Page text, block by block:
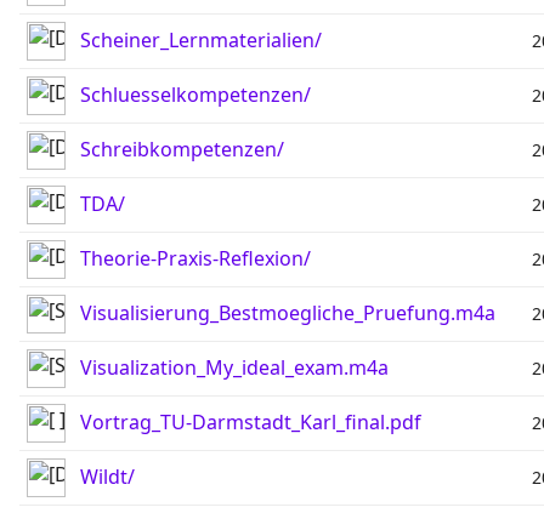
Scheiner_Lernmaterialien/
Schluesselkompetenzen/
Schreibkompetenzen/
TDA/
Theorie-Praxis-Reflexion/
Visualisierung_Bestmoegliche_Pruefung.m4a
Visualization_My_ideal_exam.m4a
Vortrag_TU-Darmstadt_Karl_final.pdf
Wildt/